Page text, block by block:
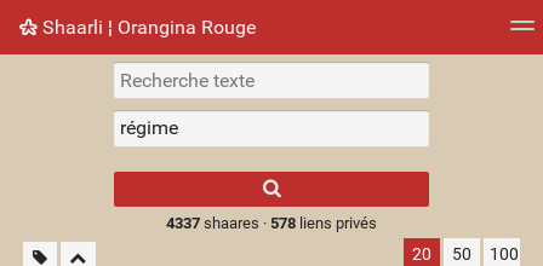
Shaarli ¦ Orangina Rouge
Nuage de tags Mur d'images
results.
4337shaares · 578liens privés
20 50 100